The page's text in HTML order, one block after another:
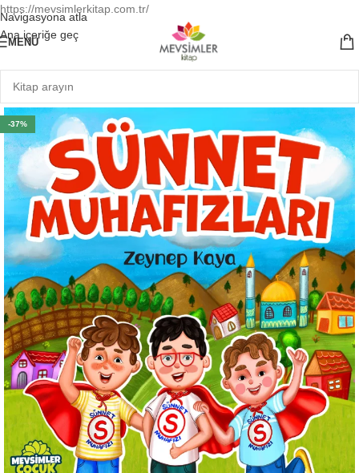
https://mevsimlerkitap.com.tr/
Navigasyona atla
Ana içeriğe geç
MENÜ
-37%